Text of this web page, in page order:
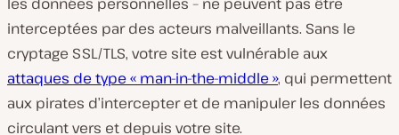
interceptées par des acteurs malveillants. Sans le
cryptage SSL/TLS, votre site est vulnérable aux
attaques de type « man-in-the-middle », qui permettent
aux pirates d’intercepter et de manipuler les données
circulant vers et depuis votre site.